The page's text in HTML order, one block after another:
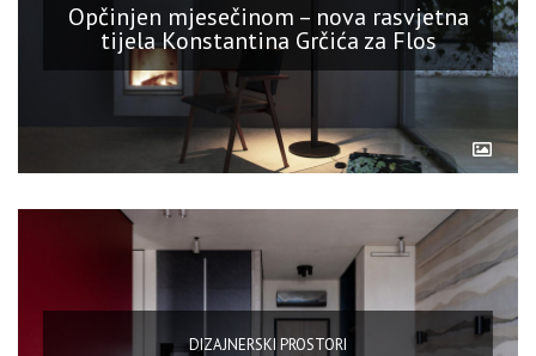
Opčinjen mjesečinom – nova rasvjetna
tijela Konstantina Grčića za Flos
DIZAJNERSKI PROSTORI